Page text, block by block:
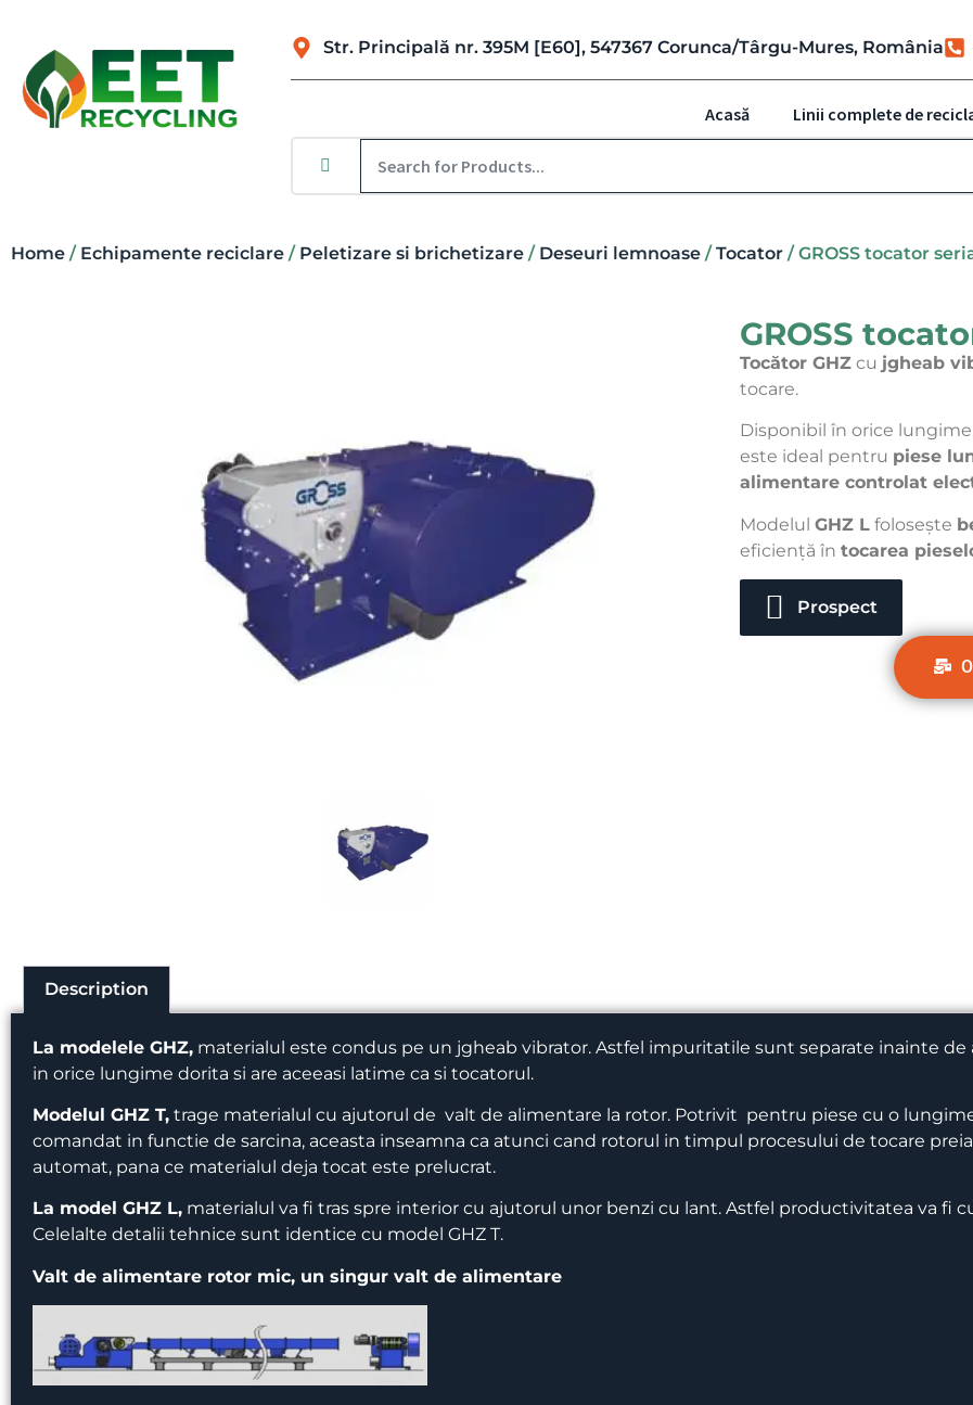
Str. Principală nr. 395M [E60], 547367 Corunca/Târgu-Mures, România
Acasă Linii complete de
Home / Echipamente reciclare / Peletizare si brichetizare / Deseuri lemnoase /Tocator / GROSS tocator
GROSS
Tocător GHZ cu jgheab
tocare.
Disponibil în orice
este ideal pentru piese
alimentare controlat
Modelul GHZ L folosește
eficiență în tocarea
Prospect
Description
La modelele GHZ, materialul este condus pe un jgheab vibrator. Astfel impuritatile sunt separate inainte de
in orice lungime dorita si are aceeasi latime ca si tocatorul.
Modelul GHZ T, trage materialul cu ajutorul de valt de alimentare la rotor. Potrivit pentru piese cu o
comandat in functie de sarcina, aceasta inseamna ca atunci cand rotorul in timpul procesului de tocare
automat, pana ce materialul deja tocat este prelucrat.
La model GHZ L, materialul va fi tras spre interior cu ajutorul unor benzi cu lant. Astfel productivitatea va fi
Celelalte detalii tehnice sunt identice cu model GHZ T.
Valt de alimentare rotor mic, un singur valt de alimentare